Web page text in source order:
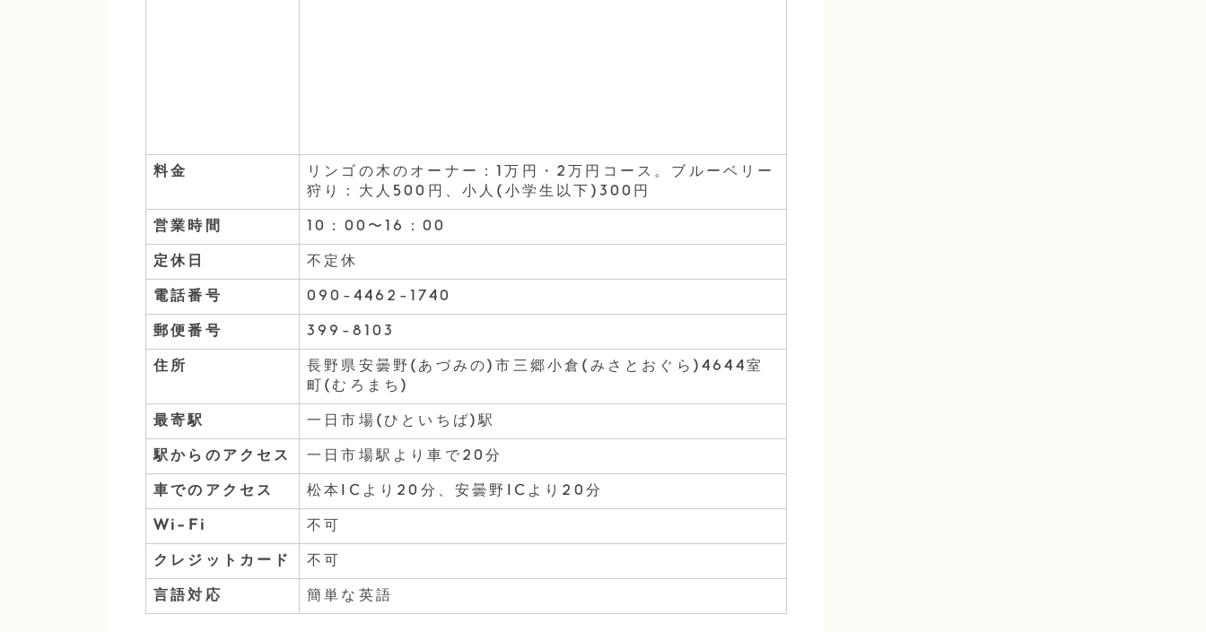
料金
リンゴの木のオーナー：1万円・2万円コース。ブルーベリー
狩り：大人500円、小人(小学生以下)300円
営業時間 10：00〜16：00
定休日 不定休
電話番号 090-4462-1740
郵便番号 399-8103
住所
長野県安曇野(あづみの)市三郷小倉(みさとおぐら)4644室
町(むろまち)
最寄駅 一日市場(ひといちば)駅
駅からのアクセス 一日市場駅より車で20分
車でのアクセス 松本ICより20分、安曇野ICより20分
Wi-Fi 不可
クレジットカード 不可
言語対応 簡単な英語